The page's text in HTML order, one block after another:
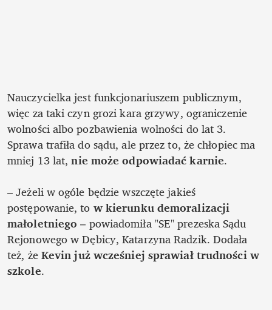
Nauczycielka jest funkcjonariuszem publicznym,
więc za taki czyn grozi karagrzywy, ograniczenie
wolności albo pozbawienia wolności do lat 3.
Sprawa trafiła do sądu, ale przez to, że chłopiec ma
mniej 13 lat, nie może odpowiadać karnie.
– Jeżeli w ogóle będzie wszczęte jakieś
postępowanie, to w kierunku demoralizacji
małoletniego – powiadomiła "SE" prezeska Sądu
Rejonowego w Dębicy, Katarzyna Radzik. Dodała
też, że Kevin już wcześniej sprawiał trudności w
szkole.